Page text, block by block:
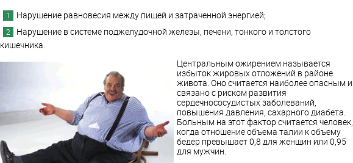
Нарушение равновесия между пищей и затраченной энергией;
Нарушение в системе поджелудочной железы, печени, тонкого и толстого
кишечника.
Центральным ожирением называется
избыток жировых отложений в районе
живота. Оно считается наиболее опасным и
связано с риском развития
сердечнососудистых заболеваний,
повышения давления, сахарного диабета.
Больным на этот фактор считается человек,
когда отношение объема талии к объему
бедер превышает 0,8 для женщин или 0,95
для мужчин.